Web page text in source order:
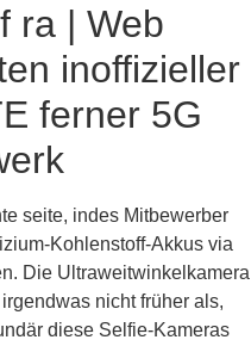
ra | Web
inoffizieller
ferner 5G
seite, indes Mitbewerber
Kohlenstoff-Akkus via
Die Ultraweitwinkelkamera
nicht früher als,
diese Selfie-Kameras